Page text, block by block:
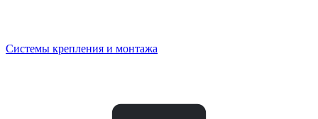
Системы крепления и монтажа